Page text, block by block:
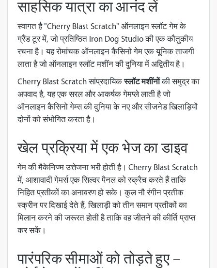
साहसिक यात्रा का आनंद लें
स्वागत है "Cherry Blast Scratch" ऑनलाइन स्लॉट गेम के
ग्रैंड टूर में, जो प्रतिष्ठित Iron Dog Studio की एक कौतुकीय
रचना है। यह रोमांचक ऑनलाइन कैसिनो गेम एक यूनिक ताजगी
लाता है जो ऑनलाइन स्लॉट मशींन की दुनिया में अद्वितीय है।
Cherry Blast Scratch सांप्रदायिकस्लॉट मशींनोंकी समुद्र का
अपवाद है, यह एक सरल और आकर्षक गेमप्ले लाती है जो
ऑनलाइन कैसिनो गेम्स की दुनिया के नए और सीजनेड खिलाड़ियों
दोनों को संभोगित करता है।
खेल प्रक्रिया में एक भेज का डाइव
गेम की मैकेनिज्म उत्तेजना भरी होती है। Cherry Blast Scratch
में, आशावादी गेमर्स एक सिल्वर पैनल को स्क्रैच करते हैं ताकि
निहित प्रतीकों का अनावरण हो सके। कुल नौ रंगीन प्रतीक
स्क्रीन पर दिखाई देते हैं, खिलाड़ी को तीन समान प्रतीकों का
मिलान करने की जरूरत होती है ताकि वह जीतने की कीर्ति प्राप्त
कर सकें।
पारंपरिक सीमाओं को तोड़ते हुए –